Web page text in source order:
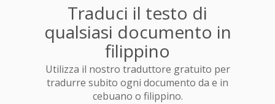
Traduci il testo di
qualsiasi documento in
filippino
Utilizza il nostro traduttore gratuito per
tradurre subito ogni documento da e in
cebuano o filippino.